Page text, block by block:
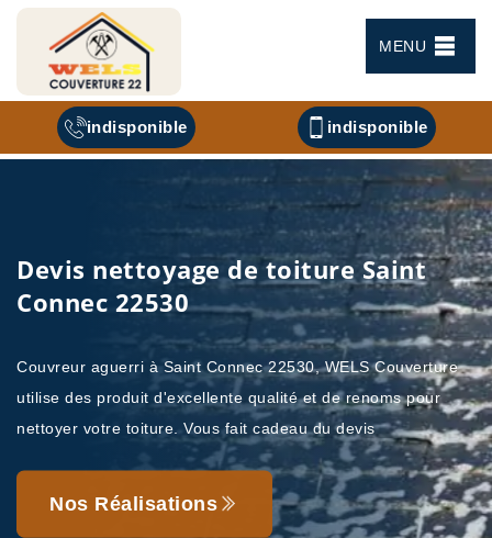
MENU
indisponible indisponible
Devis nettoyage de toiture Saint
Connec 22530
Couvreur aguerri à Saint Connec 22530, WELS Couverture
utilise des produit d'excellente qualité et de renoms pour
nettoyer votre toiture. Vous fait cadeau du devis
Nos Réalisations